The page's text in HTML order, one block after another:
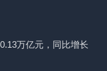
万亿元，同比增长